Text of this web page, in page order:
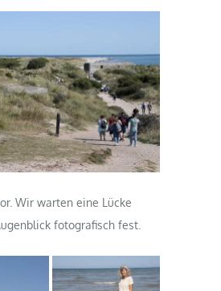
Wir warten eine Lücke
fotografisch fest.